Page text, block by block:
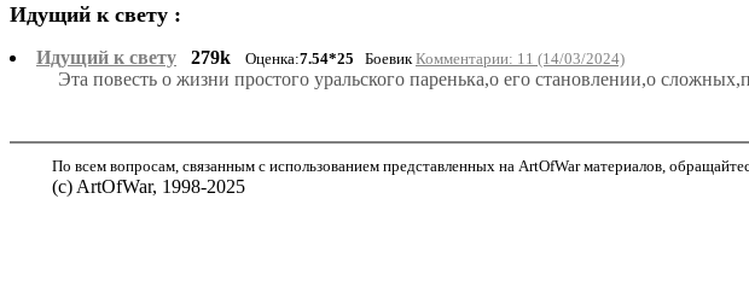
Идущий к свету :
Идущий к свету 279k Оценка:7.54*25 Боевик Комментарии: 11 (14/03/2024)
Эта повесть о жизни простого уральского паренька,о его становлении,о
По всем вопросам, связанным с использованием представленных на ArtOfWar материалов,
(с) ArtOfWar, 1998-2025